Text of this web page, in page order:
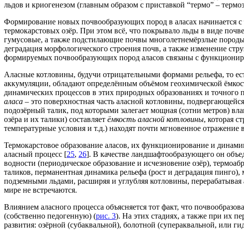
льдов и криогенезом (главным образом с приставкой “термо” –
Формирование новых почвообразующих пород в аласах начинается
термокарстовых озёр. При этом всё, что покрывало льды в виде
гумусовые, а также подстилающие почвы многолетнемёрзлые
деградация морфологического строения почв, а также изменение
формируемых почвообразующих пород аласов связаны с
Аласные котловины, будучи отрицательными формами рельефа, то
аккумуляции, обладают определённым объёмом геохимической
динамических процессов в этих природных образованиях и
аласа – это поверхностная часть аласной котловины,
подозёрный талик, под которыми залегает мощная (сотни метров)
озёра и их талики) составляет ёмкость аласной котловины, которая
температурные условия и т.д.) находят почти мгновенное
Термокарстовое образование аласов, их функционирование и
аласный процесс [25, 26]. В качестве ландшафтообразующего он
водности (периодическое образование и исчезновение озёр),
таликов, перманентная динамика рельефа (рост и деградация
подземными льдами, расширяя и углубляя котловины,
мире не встречаются.
Влиянием аласного процесса объясняется тот факт, что
(собственно педогенную) (рис. 3). На этих стадиях, а также при их
развития: озёрной (субаквальной), болотной (супераквальной,